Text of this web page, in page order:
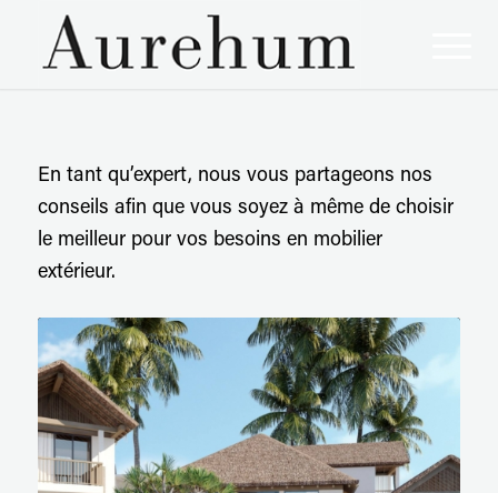
En tant qu’expert, nous vous partageons nos
conseils afin que vous soyez à même de choisir
le meilleur pour vos besoins en mobilier
extérieur.